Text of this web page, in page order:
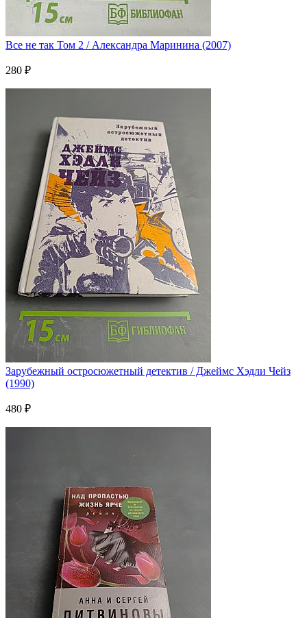
Все не так Том 2 / Александра Маринина (2007)
280 ₽
Зарубежный остросюжетный детектив / Джеймс Хэдли Чейз
(1990)
480 ₽